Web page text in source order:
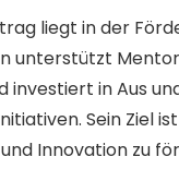
liegt in der
unterstützt
investiert in Aus
Sein Ziel
Innovation zu